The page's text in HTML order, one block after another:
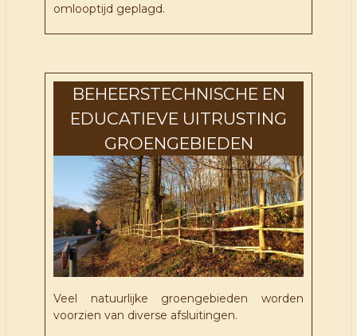
omlooptijd geplagd.
BEHEERSTECHNISCHE EN
EDUCATIEVE UITRUSTING
GROENGEBIEDEN
Veel natuurlijke groengebieden worden
voorzien van diverse afsluitingen.